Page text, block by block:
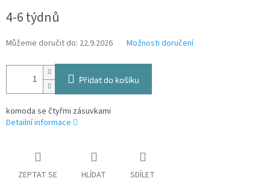
cena:
4-6 týdnů
Můžeme doručit do: 22.9.2026 Možnosti doručení
Přidat do košíku
komoda se čtyřmi zásuvkami
Detailní informace
ZEPTAT SE HLÍDAT SDÍLET